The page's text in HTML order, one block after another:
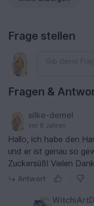
Frage stellen
Fragen &
silke-demel
vor 6 Jahren
Hallo, ich habe den
und er ist genau so
Zuckersüß! Vielen
Antwort